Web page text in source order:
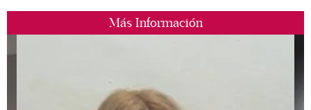
Más Información